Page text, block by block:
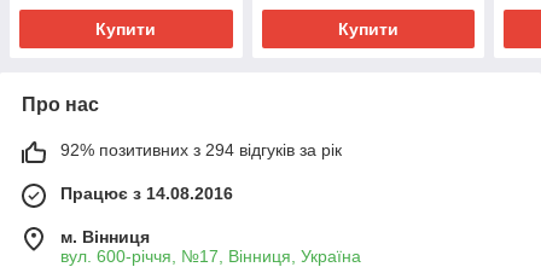
Купити Купити
Про нас
92% позитивних з 294 відгуків за рік
Працює з 14.08.2016
м. Вінниця
вул. 600-річчя, №17, Вінниця, Україна